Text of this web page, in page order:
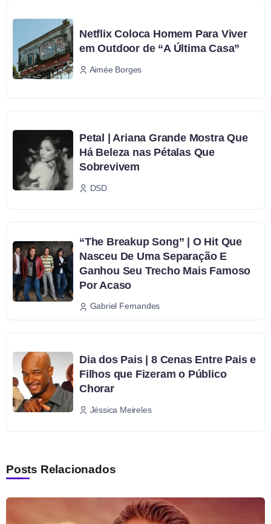
Netflix Coloca Homem Para Viver
em Outdoor de “A Última Casa”
Aimée Borges
Petal | Ariana Grande Mostra Que
Há Beleza nas Pétalas Que
Sobrevivem
DSD
“The Breakup Song” | O Hit Que
Nasceu De Uma Separação E
Ganhou Seu Trecho Mais Famoso
Por Acaso
Gabriel Fernandes
Dia dos Pais | 8 Cenas Entre Pais e
Filhos que Fizeram o Público
Chorar
Jéssica Meireles
Posts Relacionados